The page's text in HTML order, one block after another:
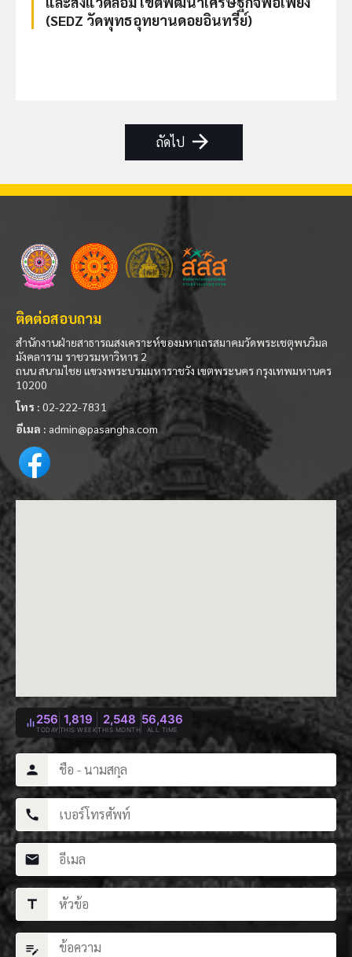
(SEDZ วัดพุทธอุทยานดอยอินทรีย์)
ถัดไป arrow_forward
ติดต่อสอบถาม
สำนักงานฝ่ายสาธารณสงเคราะห์ของมหาเถรสมาคมวัดพระเชตุพนวิมล
มังคลาราม ราชวรมหาวิหาร 2
ถนน สนามไชย แขวงพระบรมมหาราชวัง เขตพระนคร กรุงเทพมหานคร
10200
โทร : 02-222-7831
อีเมล : admin@pasangha.com
256
TODAY
1,819
THIS WEEK
2,548
THIS MONTH
56,436
ALL TIME
person
call
mail
title
edit_note